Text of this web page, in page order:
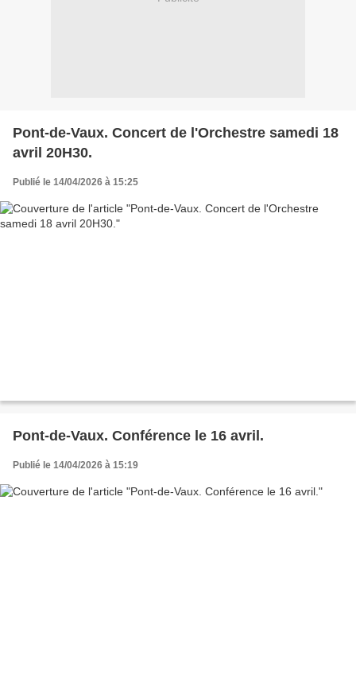
Pont-de-Vaux. Concert de l'Orchestre samedi 18
avril 20H30.
Publié le 14/04/2026 à 15:25
Pont-de-Vaux. Conférence le 16 avril.
Publié le 14/04/2026 à 15:19